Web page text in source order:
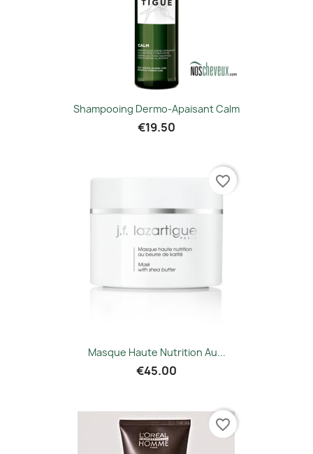
Shampooing Dermo-Apaisant Calm
€19.50
Masque Haute Nutrition Au...
€45.00
favorite_border
favorite_border